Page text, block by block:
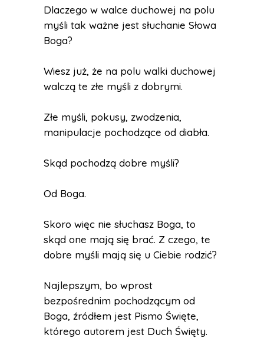
Dlaczego w walce duchowej na polu
myśli tak ważne jest słuchanie Słowa
Boga?
Wiesz już, że na polu walki duchowej
walczą te złe myśli z dobrymi.
Złe myśli, pokusy, zwodzenia,
manipulacje pochodzące od diabła.
Skąd pochodzą dobre myśli?
Od Boga.
Skoro więc nie słuchasz Boga, to
skąd one mają się brać. Z czego, te
dobre myśli mają się u Ciebie rodzić?
Najlepszym, bo wprost
bezpośrednim pochodzącym od
Boga, źródłem jest Pismo Święte,
którego autorem jest Duch Święty.